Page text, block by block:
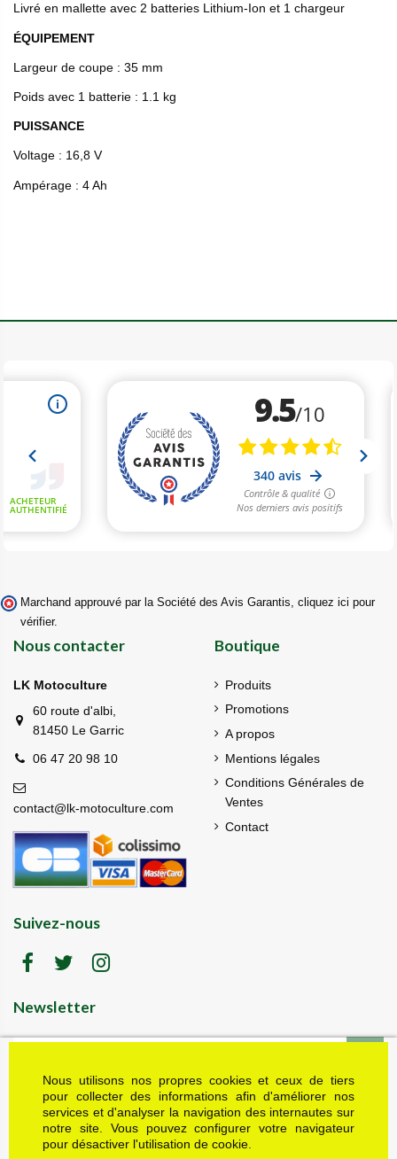
Nous utilisons nos propres cookies et ceux de tiers
pour collecter des informations afin d'améliorer nos
services et d'analyser la navigation des internautes sur
notre site. Vous pouvez configurer votre navigateur
pour désactiver l'utilisation de cookie.
Livré en mallette avec 2 batteries Lithium-Ion et 1 chargeur
ÉQUIPEMENT
Largeur de coupe : 35 mm
Poids avec 1 batterie : 1.1 kg
PUISSANCE
Voltage : 16,8 V
Ampérage : 4 Ah
Marchand approuvé par la Société des Avis Garantis, cliquez ici pour
vérifier.
Nous contacter
LK Motoculture
60 route d'albi,
81450 Le Garric
06 47 20 98 10
contact@lk-motoculture.com
Boutique
Produits
Promotions
A propos
Mentions légales
Conditions Générales de
Ventes
Contact
Suivez-nous
Newsletter
LK motoculture vous offre 5% en cadeau de
bienvenue (code de réduction reçu dans le mail
de confirmation envoyé à l'adresse email fournie).
Vous pouvez vous désinscrire à tout moment.
Plus d'informations dans nos mentions légales
J'accepte les conditions générales et la politique de confidentialité